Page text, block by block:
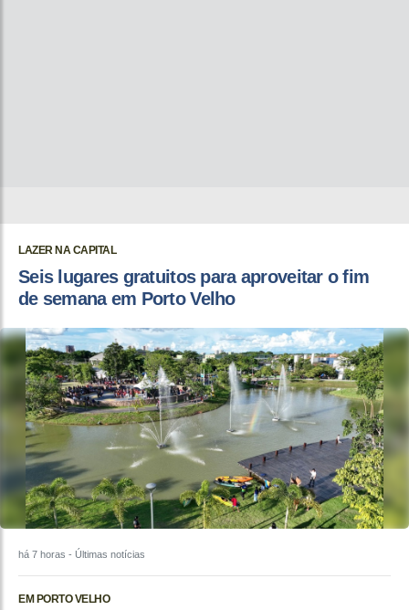
LAZER NA CAPITAL
Seis lugares gratuitos para aproveitar o fim
de semana em Porto Velho
há 7 horas - Últimas notícias
EM PORTO VELHO